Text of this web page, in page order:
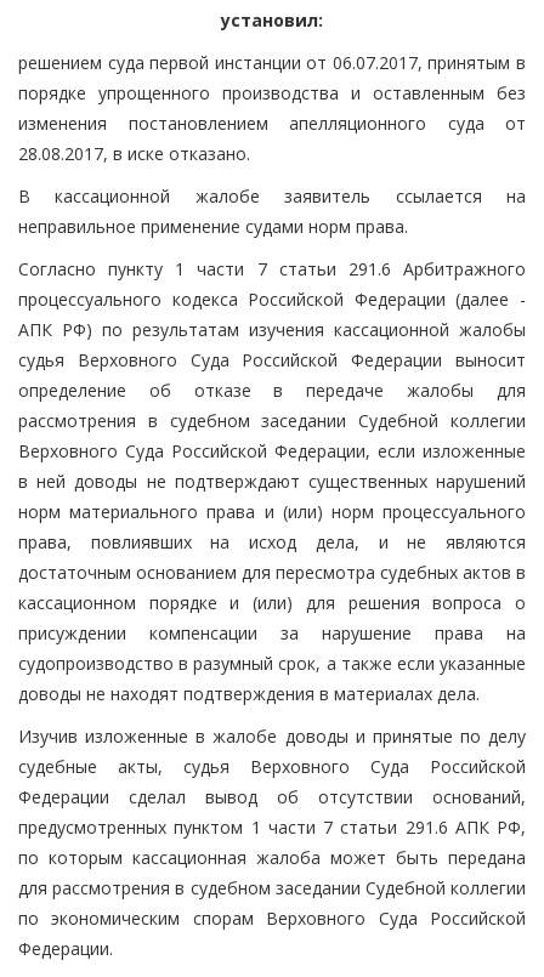
установил:
решением суда первой инстанции от 06.07.2017, принятым в
порядке упрощенного производства и оставленным без
изменения постановлением апелляционного суда от
28.08.2017, в иске отказано.
В кассационной жалобе заявитель ссылается на
неправильное применение судами норм права.
Согласно пункту 1 части 7 статьи 291.6 Арбитражного
процессуального кодекса Российской Федерации (далее -
АПК РФ) по результатам изучения кассационной жалобы
судья Верховного Суда Российской Федерации выносит
определение об отказе в передаче жалобы для
рассмотрения в судебном заседании Судебной коллегии
Верховного Суда Российской Федерации, если изложенные
в ней доводы не подтверждают существенных нарушений
норм материального права и (или) норм процессуального
права, повлиявших на исход дела, и не являются
достаточным основанием для пересмотра судебных актов в
кассационном порядке и (или) для решения вопроса о
присуждении компенсации за нарушение права на
судопроизводство в разумный срок, а также если указанные
доводы не находят подтверждения в материалах дела.
Изучив изложенные в жалобе доводы и принятые по делу
судебные акты, судья Верховного Суда Российской
Федерации сделал вывод об отсутствии оснований,
предусмотренных пунктом 1 части 7 статьи 291.6 АПК РФ,
по которым кассационная жалоба может быть передана
для рассмотрения в судебном заседании Судебной коллегии
по экономическим спорам Верховного Суда Российской
Федерации.